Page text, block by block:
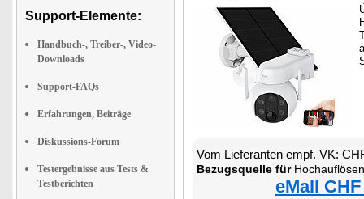
Support-Elemente:
Handbuch-, Treiber-, Video-
Downloads
Support-FAQs
Erfahrungen, Beiträge
Diskussions-Forum
Testergebnisse aus Tests &
Testberichten
Vom Lieferanten empf. VK:
Bezugsquelle fürHochauflösende Pan-Tilt-
eMall